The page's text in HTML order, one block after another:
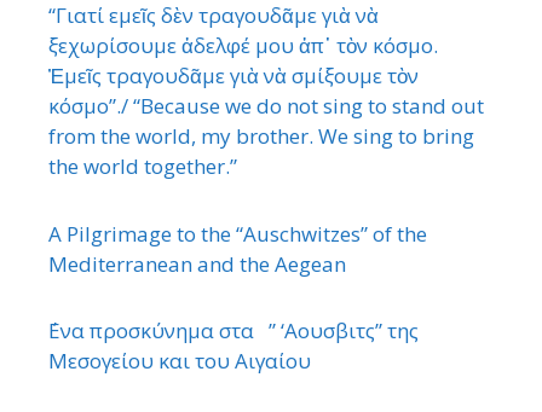
“Γιατί εμεῖς δὲν τραγουδᾶμε γιὰ νὰ
ξεχωρίσουμε ἀδελφέ μου ἀπ᾿ τὸν κόσμο.
Ἐμεῖς τραγουδᾶμε γιὰ νὰ σμίξουμε τὸν
κόσμο”./ “Because we do not sing to stand out
from the world, my brother. We sing to bring
the world together.”
A Pilgrimage to the “Auschwitzes” of the
Mediterranean and the Aegean
΄Ενα προσκύνημα στα ” ‘Αουσβιτς” της
Μεσογείου και του Αιγαίου